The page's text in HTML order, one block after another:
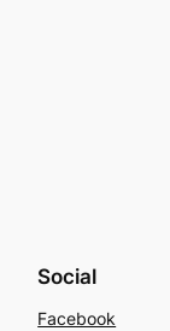
Social
Facebook